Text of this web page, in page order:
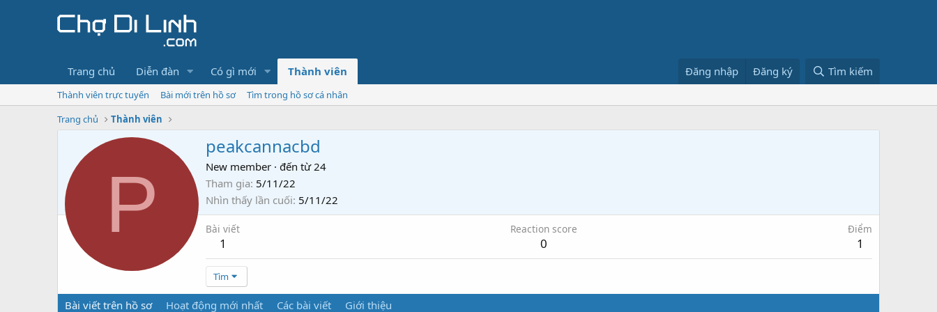
Trang chủ Diễn đàn Có gì mới Thành viên Đăng nhập Đăng ký Tìm kiếm
Thành viên trực tuyến Bài mới trên hồ sơ
Tìm trong hồ sơ cá nhân
Trang chủ
Thành viên
P
peakcannacbd
New member · đến từ 24
Tham gia 5/11/22
Nhìn thấy lần cuối 5/11/22
Bài viết
1
Reaction score
0
Điểm
1
Tìm
Bài viết trên hồ sơ Hoạt động mới nhất Các bài viết Giới thiệu